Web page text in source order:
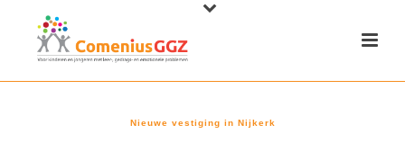
Nieuwe vestiging in Nijkerk